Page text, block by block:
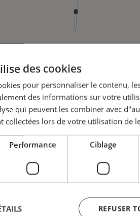
Porte sérum
des cookies
pour personnaliser le contenu,
des informations sur votre
qui peuvent les combiner avec
collectées lors de votre utilisation de
Performance Ciblage
REFUSER